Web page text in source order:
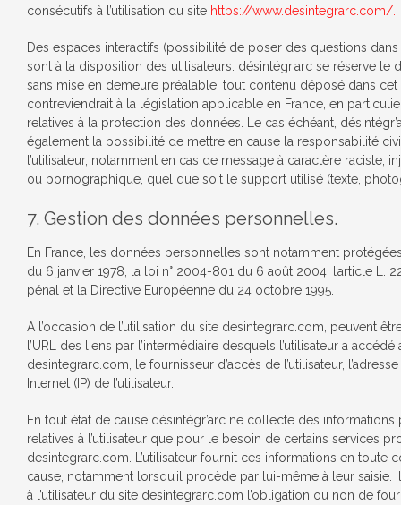
consécutifs à l’utilisation du site https://www.desintegrarc.com/.
Des espaces interactifs (possibilité de poser des questions dans
sont à la disposition des utilisateurs. désintégr’arc se réserve le
sans mise en demeure préalable, tout contenu déposé dans cet
contreviendrait à la législation applicable en France, en
relatives à la protection des données. Le cas échéant,
également la possibilité de mettre en cause la responsabilité
l’utilisateur, notamment en cas de message à caractère raciste,
ou pornographique, quel que soit le support utilisé (texte,
7. Gestion des données personnelles.
En France, les données personnelles sont notamment
du 6 janvier 1978, la loi n° 2004-801 du 6 août 2004, l’article L.
pénal et la Directive Européenne du 24 octobre 1995.
A l’occasion de l’utilisation du site desintegrarc.com, peuvent
l’URL des liens par l’intermédiaire desquels l’utilisateur a accédé
desintegrarc.com, le fournisseur d’accès de l’utilisateur,
Internet (IP) de l’utilisateur.
En tout état de cause désintégr’arc ne collecte des
relatives à l’utilisateur que pour le besoin de certains services
desintegrarc.com. L’utilisateur fournit ces informations en toute
cause, notamment lorsqu’il procède par lui-même à leur saisie.
à l’utilisateur du site desintegrarc.com l’obligation ou non de